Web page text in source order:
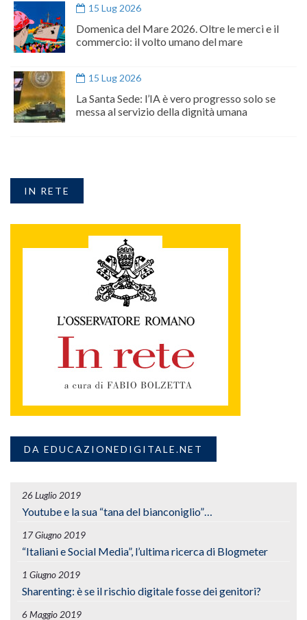
15 Lug 2026
Domenica del Mare 2026. Oltre le merci e il
commercio: il volto umano del mare
15 Lug 2026
La Santa Sede: l’IA è vero progresso solo se
messa al servizio della dignità umana
IN RETE
DA EDUCAZIONEDIGITALE.NET
26 Luglio 2019
Youtube e la sua “tana del bianconiglio”…
17 Giugno 2019
“Italiani e Social Media”, l’ultima ricerca di Blogmeter
1 Giugno 2019
Sharenting: è se il rischio digitale fosse dei genitori?
6 Maggio 2019